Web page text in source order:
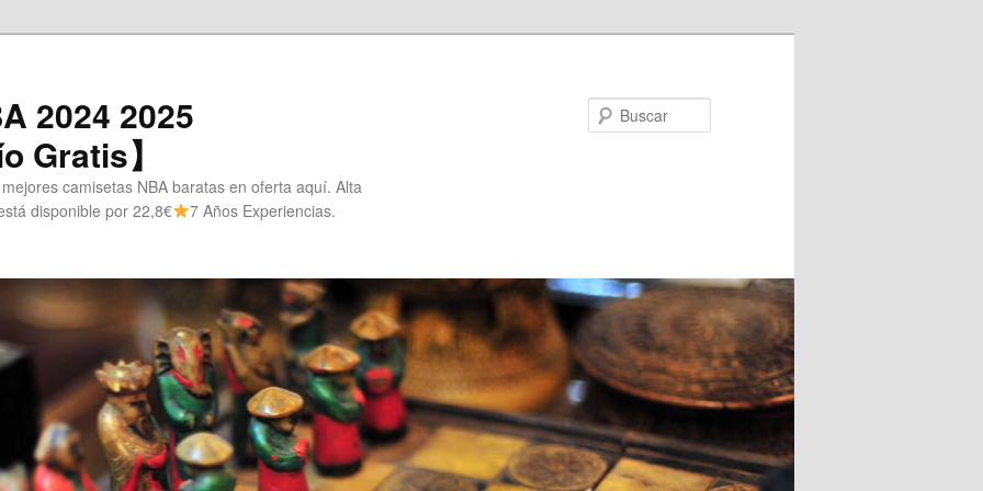
2024 2025
Gratis】
camisetas NBA baratas en oferta aquí. Alta
disponible por 22,8€
7 Años Experiencias.